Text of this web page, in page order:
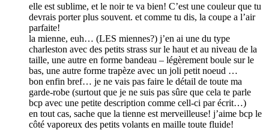
elle est sublime, et le noir te va bien! C’est une couleur que tu
devrais porter plus souvent. et comme tu dis, la coupe a l’air
parfaite!
la mienne, euh… (LES miennes?) j’en ai une du type
charleston avec des petits strass sur le haut et au niveau de la
taille, une autre en forme bandeau – légèrement boule sur le
bas, une autre forme trapèze avec un joli petit noeud …
bon enfin bref… je ne vais pas faire le détail de toute ma
garde-robe (surtout que je ne suis pas sûre que cela te parle
bcp avec une petite description comme cell-ci par écrit…)
en tout cas, sache que la tienne est merveilleuse! j’aime bcp le
côté vaporeux des petits volants en maille toute fluide!